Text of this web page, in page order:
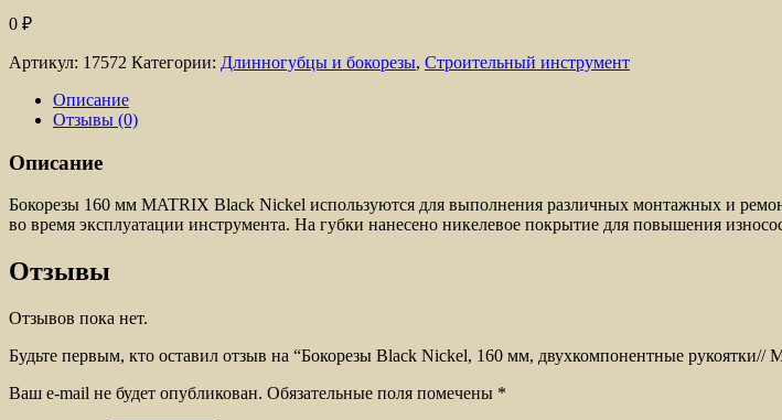
0 ₽
Артикул: 17572 Категории: Длинногубцы и бокорезы, Строительный инструмент
Описание
Отзывы (0)
Описание
Бокорезы 160 мм MATRIX Black Nickel используются для выполнения различных монтажных и
во время эксплуатации инструмента. На губки нанесено никелевое покрытие для повышения
Отзывы
Отзывов пока нет.
Будьте первым, кто оставил отзыв на “Бокорезы Black Nickel, 160 мм, двухкомпонентные рукоятки//
Ваш e-mail не будет опубликован. Обязательные поля помечены *